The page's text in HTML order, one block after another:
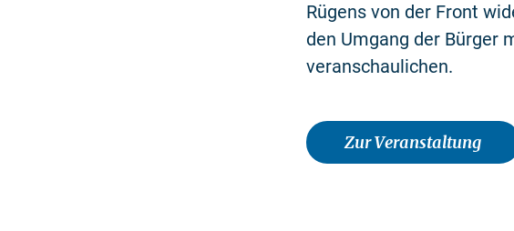
Rügens von der Front
den Umgang der Bürger
veranschaulichen.
Zur Veranstaltung